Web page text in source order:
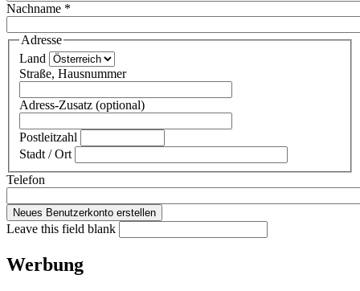
Nachname *
Adresse
Land
Straße, Hausnummer
Adress-Zusatz (optional)
Postleitzahl
Stadt / Ort
Telefon
Leave this field blank
Werbung